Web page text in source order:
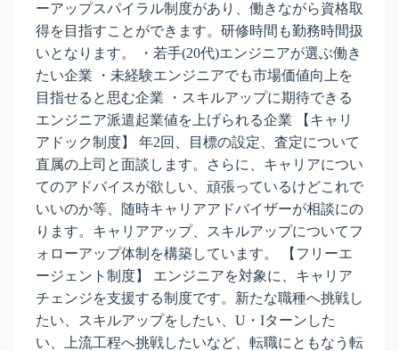
ーアップスパイラル制度があり、働きながら資格取
得を目指すことができます。研修時間も勤務時間扱
いとなります。 ・若手(20代)エンジニアが選ぶ働き
たい企業 ・未経験エンジニアでも市場価値向上を
目指せると思む企業 ・スキルアップに期待できる
エンジニア派遣起業値を上げられる企業 【キャリ
アドック制度】 年2回、目標の設定、査定について
直属の上司と面談します。さらに、キャリアについ
てのアドバイスが欲しい、頑張っているけどこれで
いいのか等、随時キャリアアドバイザーが相談にの
ります。キャリアアップ、スキルアップについてフ
ォローアップ体制を構築しています。 【フリーエ
ージェント制度】 エンジニアを対象に、キャリア
チェンジを支援する制度です。新たな職種へ挑戦し
たい、スキルアップをしたい、U・Iターンした
い、上流工程へ挑戦したいなど、転職にともなう転